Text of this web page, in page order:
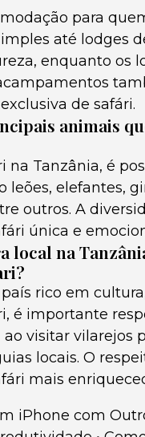
para
até lodges
enquanto os
de safári.
animais
na Tanzânia, é
leões, elefantes,
outros. A
única e
local na
rico em
é importante
visitar vilarejos
locais. O
mais
iPhone com